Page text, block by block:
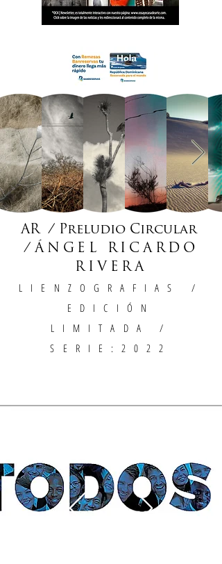
AR / Preludio Circular
/ÁNGEL RICARDO
RIVERA
LIENZOGRAFIAS
/
EDICIÓN
LIMITADA /
SERIE:2022